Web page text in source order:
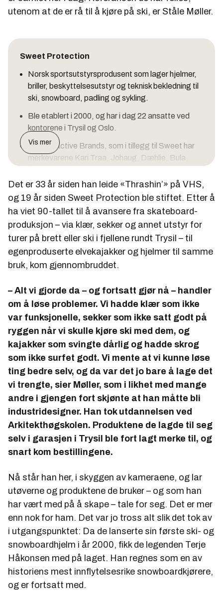
utenom at de er rå til å kjøre på ski, er Ståle Møller.
Sweet Protection
Norsk sportsutstyrsprodusent som lager hjelmer,
briller, beskyttelsesutstyr og teknisk bekledning til
ski, snowboard, padling og sykling.
Ble etablert i 2000, og har i dag 22 ansatte ved
kontorene i Trysil og Oslo.
Eies av Active Brands, som i tillegg til Sweet har
merkevarene Kari Traa, Johaug, Dæhlie, Bula,
omsetning på cirka 1,1 milliard kroner.
Active Brands eies av FSN Capital (70%), Holta
Invest (20%) og utøvere og ansatte (10%).
Har vunnet over 20 design- og innovasjonspriser i
perioden 2001 til 2019.
Vis mer
Det er 33 år siden han leide «Thrashin’» på VHS,
og 19 år siden Sweet Protection ble stiftet. Etter å
ha viet 90-tallet til å avansere fra skateboard-
produksjon – via klær, sekker og annet utstyr for
turer på brett eller ski i fjellene rundt Trysil – til
egenproduserte elvekajakker og hjelmer til samme
bruk, kom gjennombruddet.
– Alt vi gjorde da – og fortsatt gjør nå – handler
om å løse problemer. Vi hadde klær som ikke
var funksjonelle, sekker som ikke satt godt på
ryggen når vi skulle kjøre ski med dem, og
kajakker som svingte dårlig og hadde skrog
som ikke surfet godt. Vi mente at vi kunne løse
ting bedre selv, og da var det jo bare å lage det
vi trengte, sier Møller, som i likhet med mange
andre i gjengen fort skjønte at han måtte bli
industridesigner. Han tok utdannelsen ved
Arkitekthøgskolen. Produktene de lagde til seg
selv i garasjen i Trysil ble fort lagt merke til, og
snart kom bestillingene.
Nå står han her, i skyggen av kameraene, og lar
utøverne og produktene de bruker – og som han
har vært med på å skape – tale for seg. Det er mer
enn nok for ham. Det var jo tross alt slik det tok av
i utgangspunktet: Da de lanserte sin første ski- og
snowboardhjelm i år 2000, fikk de legenden Terje
Håkonsen med på laget. Han regnes som en av
historiens mest innflytelsesrike snowboardkjørere,
og er fortsatt med.